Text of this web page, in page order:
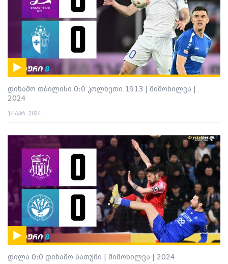
დინამო თბილისი 0:0 კოლხეთი 1913 | მიმოხილვა |
2024
14 აპრ. 2024
დილა 0:0 დინამო ბათუმი | მიმოხილვა | 2024